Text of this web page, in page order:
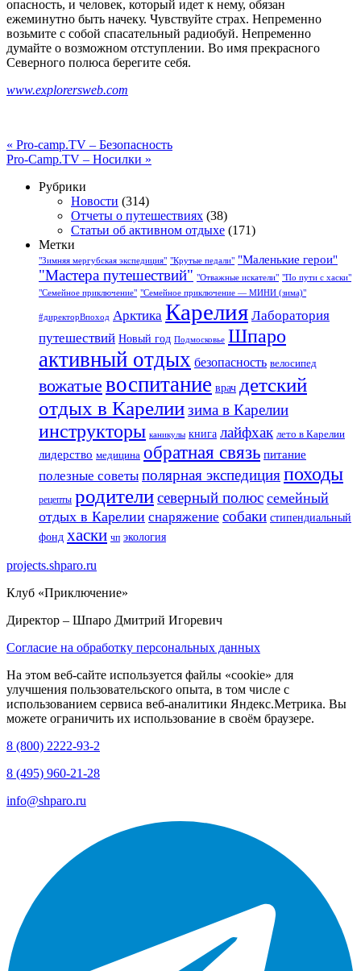
опасность, и человек, который идет к нему, обязан
ежеминутно быть начеку. Чувствуйте страх. Непременно
возьмите с собой спасательный радиобуй. Непременно
думайте о возможном отступлении. Во имя прекрасного
Северного полюса берегите себя.
www.explorersweb.com
« Pro-camp.TV – Безопасность
Pro-Camp.TV – Носилки »
Рубрики
Новости (314)
Отчеты о путешествиях (38)
Статьи об активном отдыхе (171)
Метки
"Зимняя мергубская экспедиция" "Крутые педали" "Маленькие герои"
"Мастера путешествий" "Отважные искатели" "По пути с хаски"
"Семейное приключение" "Семейное приключение — МИНИ (зима)"
#директорВпоход Арктика Карелия Лаборатория
путешествий Новый год Подмосковье Шпаро
активный отдых безопасность велосипед
вожатые воспитание врач детский
отдых в Карелиизима в Карелии
инструкторы каникулы книга лайфхак лето в Карелии
лидерство медицина обратная связь питание
полезные советы полярная экспедицияпоходы
рецепты родителисеверный полюс семейный
отдых в Карелии снаряжение собаки стипендиальный
фонд хаски чп экология
projects.shparo.ru
Клуб «Приключение»
Директор – Шпаро Дмитрий Игоревич
Согласие на обработку персональных данных
На этом веб-сайте используется файлы «cookie» для
улучшения пользовательского опыта, в том числе с
использованием сервиса веб-аналитики Яндекс.Метрика. Вы
можете ограничить их использование в своём браузере.
8 (800) 2222-93-2
8 (495) 960-21-28
info@shparo.ru